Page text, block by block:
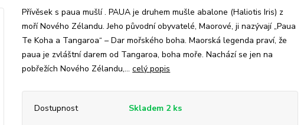
Přívěsek s paua mušlí . PAUA je druhem mušle abalone (Haliotis Iris) z
moří Nového Zélandu. Jeho původní obyvatelé, Maorové, ji nazývají „Paua
Te Koha a Tangaroa“ – Dar mořského boha. Maorská legenda praví, že
paua je zvláštní darem od Tangaroa, boha moře. Nachází se jen na
pobřežích Nového Zélandu,...celý popis
Dostupnost Skladem 2 ks